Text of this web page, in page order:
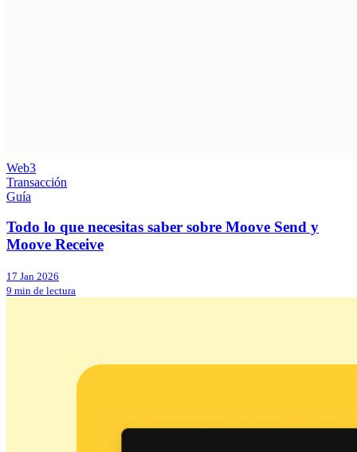
Web3
Transacción
Guía
Todo lo que necesitas saber sobre Moove Send y
Moove Receive
17 Jan 2026
9 min de lectura